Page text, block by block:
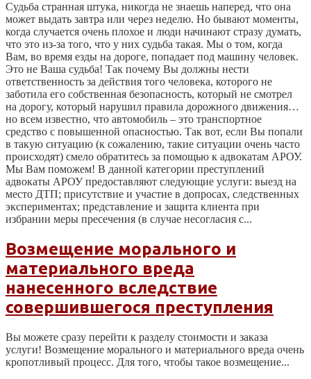
Судьба странная штука, никогда не знаешь наперед, что она
может выдать завтра или через неделю. Но бывают моменты,
когда случается очень плохое и люди начинают стразу думать,
что это из-за того, что у них судьба такая. Мы о том, когда
Вам, во время езды на дороге, попадает под машину человек.
Это не Ваша судьба! Так почему Вы должны нести
ответственность за действия того человека, которого не
заботила его собственная безопасность, который не смотрел
на дорогу, который нарушил правила дорожного движения…
но всем известно, что автомобиль – это транспортное
средство с повышенной опасностью. Так вот, если Вы попали
в такую ситуацию (к сожалению, такие ситуации очень часто
происходят) смело обратитесь за помощью к адвокатам АРОУ.
Мы Вам поможем! В данной категории преступлений
адвокаты АРОУ предоставляют следующие услуги: выезд на
место ДТП; присутствие и участие в допросах, следственных
экспериментах; представление и защита клиента при
избрании меры пресечения (в случае несогласия с...
Возмещение морального и
материального вреда
нанесенного вследствие
совершившегося преступления
Вы можете сразу перейти к разделу стоимости и заказа
услуги! Возмещение морального и материального вреда очень
кропотливый процесс. Для того, чтобы такое возмещение...